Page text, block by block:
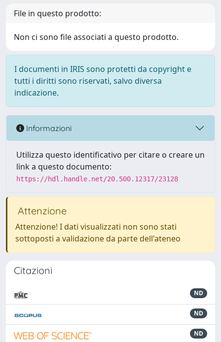
File in questo prodotto:
Non ci sono file associati a questo prodotto.
I documenti in IRIS sono protetti da copyright e
tutti i diritti sono riservati, salvo diversa
indicazione.
Informazioni
Utilizza questo identificativo per citare o creare un
link a questo documento:
https://hdl.handle.net/20.500.12317/23128
Attenzione
Attenzione! I dati visualizzati non sono stati
sottoposti a validazione da parte dell'ateneo
Citazioni
ND
ND
ND